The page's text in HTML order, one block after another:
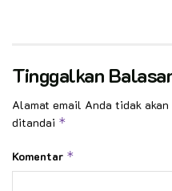
Tinggalkan
Alamat email Anda tidak
ditandai *
Komentar *